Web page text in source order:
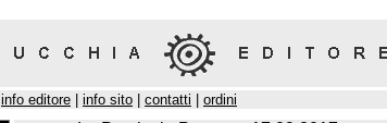
info editore info sito contatti ordini